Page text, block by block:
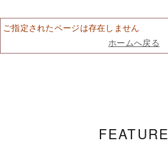
ご指定されたページは存在しません
ホームへ戻る
FEATURE